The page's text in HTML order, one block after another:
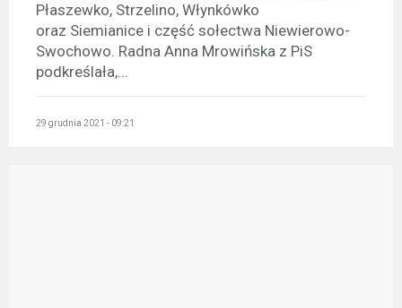
Płaszewko, Strzelino, Włynkówko
oraz Siemianice i część sołectwa Niewierowo-
Swochowo. Radna Anna Mrowińska z PiS
podkreślała,...
29 grudnia 2021 - 09:21